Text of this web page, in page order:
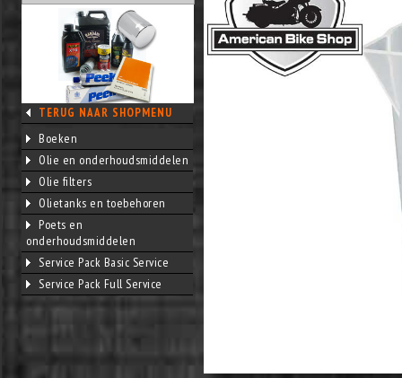
TERUG NAAR SHOPMENU
Boeken
Olie en onderhoudsmiddelen
Olie filters
Olietanks en toebehoren
Poets en
onderhoudsmiddelen
Service Pack Basic Service
Service Pack Full Service